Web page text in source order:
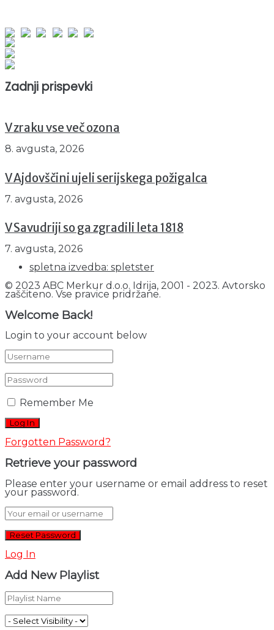
Zadnji prispevki
V zraku vse več ozona
8. avgusta, 2026
V Ajdovščini ujeli serijskega požigalca
7. avgusta, 2026
V Savudriji so ga zgradili leta 1818
7. avgusta, 2026
spletna izvedba: spletster
© 2023 ABC Merkur d.o.o. Idrija, 2001 - 2023. Avtorsko
zaščiteno. Vse pravice pridržane.
Welcome Back!
Login to your account below
Remember Me
Forgotten Password?
Retrieve your password
Please enter your username or email address to reset
your password.
Log In
Add New Playlist